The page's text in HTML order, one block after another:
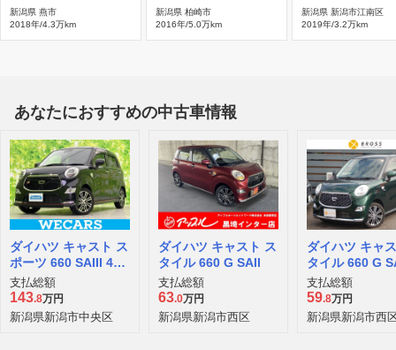
新潟県 燕市
2018年/4.3万km
新潟県 柏崎市
2016年/5.0万km
新潟県 新潟市江南区
2019年/3.2万km
あなたにおすすめの中古車情報
ダイハツ キャスト ス
ポーツ 660 SAIII 4W
D
支払総額
143.8万円
新潟県新潟市中央区
ダイハツ キャスト ス
タイル 660 G SAII
支払総額
63.0万円
新潟県新潟市西区
ダイハツ キャ
タイル 660 G
WD
支払総額
59.8万円
新潟県新潟市西